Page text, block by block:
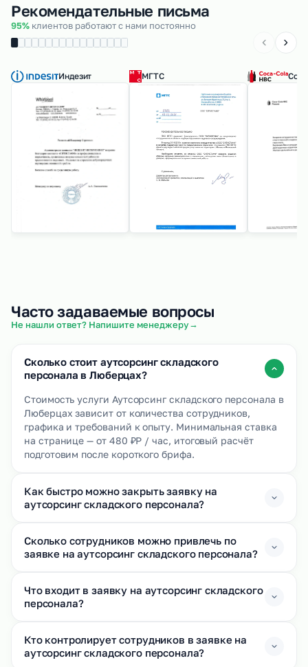
Рекомендательные письма
95% клиентов работают с нами постоянно
Индезит МГТС
Часто задаваемые вопросы
Не нашли ответ? Напишите менеджеру→
Сколько стоит аутсорсинг складского
персонала в Люберцах?
Стоимость услуги Аутсорсинг складского персонала в
Люберцах зависит от количества сотрудников,
графика и требований к опыту. Минимальная ставка
на странице — от 480 ₽Р / час, итоговый расчёт
подготовим после короткого брифа.
Как быстро можно закрыть заявку на
аутсорсинг складского персонала?
Сколько сотрудников можно привлечь по
заявке на аутсорсинг складского персонала?
Что входит в заявку на аутсорсинг складского
персонала?
Кто контролирует сотрудников в заявке на
аутсорсинг складского персонала?